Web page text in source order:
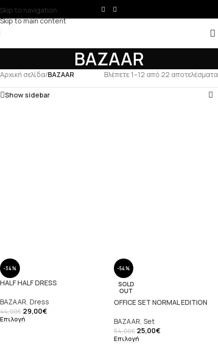
Skip to navigation
Skip to main content
BAZAAR
Αρχική σελίδα/BAZAAR Βλέπετε 1–12 από 22 αποτελέσματα
Show sidebar
-34%
HALF HALF DRESS
BAZAAR, Dress
44,00€ 29,00€
Επιλογή
-54%
SOLD
OUT
OFFICE SET NORMAL EDITION
BAZAAR, Set
54,00€ 25,00€
Επιλογή